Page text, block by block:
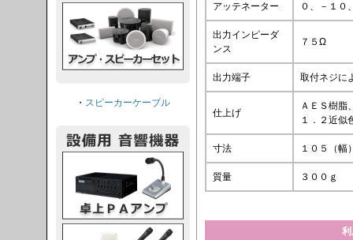
アッテネーター ０、－１０
出力インピーダ
ンス
７５Ω
出力端子 取付ネジに
仕上げ
ＡＥＳ樹脂
１．２近似
寸法 １０５（幅
質量 ３００ｇ
・ スピーカーケーブル